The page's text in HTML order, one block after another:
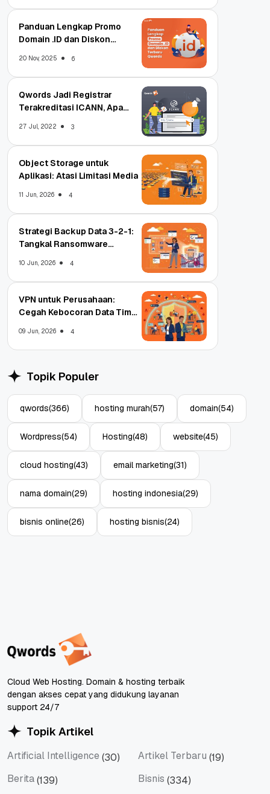
Panduan Lengkap Promo
Domain .ID dan Diskon
20 Nov, 2025 6
Qwords Jadi Registrar
Terakreditasi ICANN, Apa
27 Jul, 2022 3
Object Storage untuk
Aplikasi: Atasi Limitasi Media
11 Jun, 2026 4
Strategi Backup Data 3-2-1:
Tangkal Ransomware
10 Jun, 2026 4
VPN untuk Perusahaan:
Cegah Kebocoran Data Tim
09 Jun, 2026 4
Topik Populer
qwords(366) hosting murah(57) domain(54)
Wordpress(54) Hosting(48) website(45)
cloud hosting(43) email marketing(31)
nama domain(29) hosting indonesia(29)
bisnis online(26) hosting bisnis(24)
Cloud Web Hosting. Domain & hosting terbaik
dengan akses cepat yang didukung layanan
support 24/7
Topik Artikel
Artificial Intelligence (30) Artikel Terbaru (19)
Berita(139) Bisnis (334)